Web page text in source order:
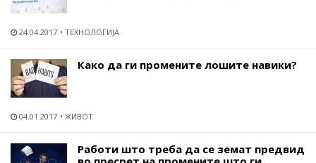
24.04.2017 ТЕХНОЛОГИЈА
Како да ги промените лошите навики?
04.01.2017 ЖИВОТ
Работи што треба да се земат предвид